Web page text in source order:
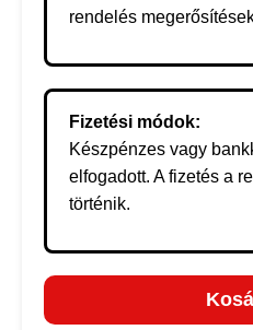
rendelés
Fizetési módok:
Készpénzes vagy
elfogadott. A fizetés a
történik.